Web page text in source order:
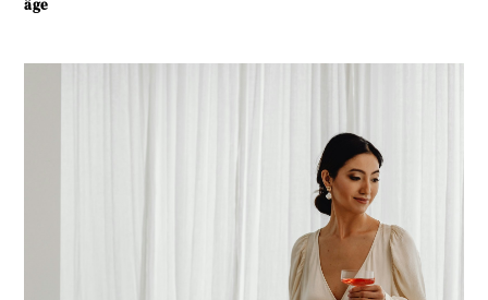
âge